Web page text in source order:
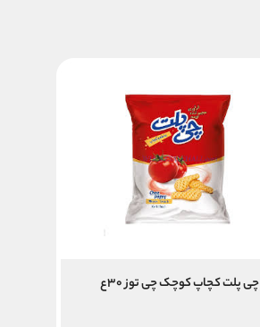
چی پلت کچاپ کوچک چی توز ۳۰ع